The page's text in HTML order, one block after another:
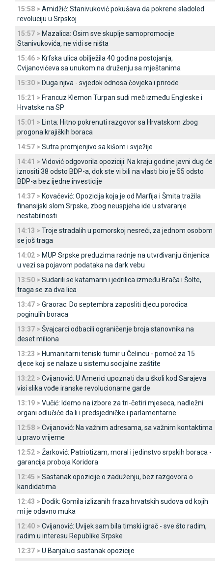
15:58 > Amidžić: Stanivuković pokušava da pokrene sladoled
revoluciju u Srpskoj
15:57 > Mazalica: Osim sve skuplje samopromocije
Stanivukovića, ne vidi se ništa
15:46 > Krfska ulica obilježila 40 godina postojanja,
Cvijanovićeva sa unukom na druženju sa mještanima
15:30 > Duga njiva - svjedok odnosa čovjeka i prirode
15:21 > Francuz Klemon Turpan sudi meč između Engleske i
Hrvatske na SP
15:01 > Linta: Hitno pokrenuti razgovor sa Hrvatskom zbog
progona krajiških boraca
14:57 > Sutra promjenjivo sa kišom i svježije
14:41 > Vidović odgovorila opoziciji: Na kraju godine javni dug će
iznositi 38 odsto BDP-a, dok ste vi bili na vlasti bio je 55 odsto
BDP-a bez ijedne investicije
14:37 > Kovačević: Opozicija koja je od Marfija i Šmita tražila
finansijski slom Srpske, zbog neuspjeha ide u stvaranje
nestabilnosti
14:13 > Troje stradalih u pomorskoj nesreći, za jednom osobom
se još traga
14:02 > MUP Srpske preduzima radnje na utvrđivanju činjenica
u vezi sa pojavom podataka na dark vebu
13:50 > Sudarili se katamarin i jedrilica između Brača i Šolte,
traga se za dva lica
13:47 > Graorac: Do septembra zaposliti djecu porodica
poginulih boraca
13:37 > Švajcarci odbacili ograničenje broja stanovnika na
deset miliona
13:23 > Humanitarni teniski turnir u Čelincu - pomoć za 15
djece koji se nalaze u sistemu socijalne zaštite
13:22 > Cvijanović: U Americi upoznati da u školi kod Sarajeva
visi slika vođe iranske revolucionarne garde
13:19 > Vučić: Idemo na izbore za tri-četiri mjeseca, nadležni
organi odlučiće da li i predsjedničke i parlamentarne
12:58 > Cvijanović: Na važnim adresama, sa važnim kontaktima
u pravo vrijeme
12:52 > Žarković: Patriotizam, moral i jedinstvo srpskih boraca -
garancija proboja Koridora
12:45 > Sastanak opozicije o zaduženju, bez razgovora o
kandidatima
12:43 > Dodik: Gomila izlizanih fraza hrvatskih sudova od kojih
mi je odavno muka
12:40 > Cvijanović: Uvijek sam bila timski igrač - sve što radim,
radim u interesu Republike Srpske
12:37 > U Banjaluci sastanak opozicije